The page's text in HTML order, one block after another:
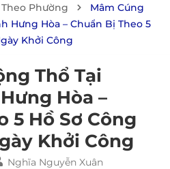
Phường
Mâm Cúng
Hưng Hòa – Chuẩn Bị Theo 5
Khởi Công
Thổ Tại
Hòa –
5 Hồ Sơ Công
Khởi Công
Nghĩa Nguyễn Xuân